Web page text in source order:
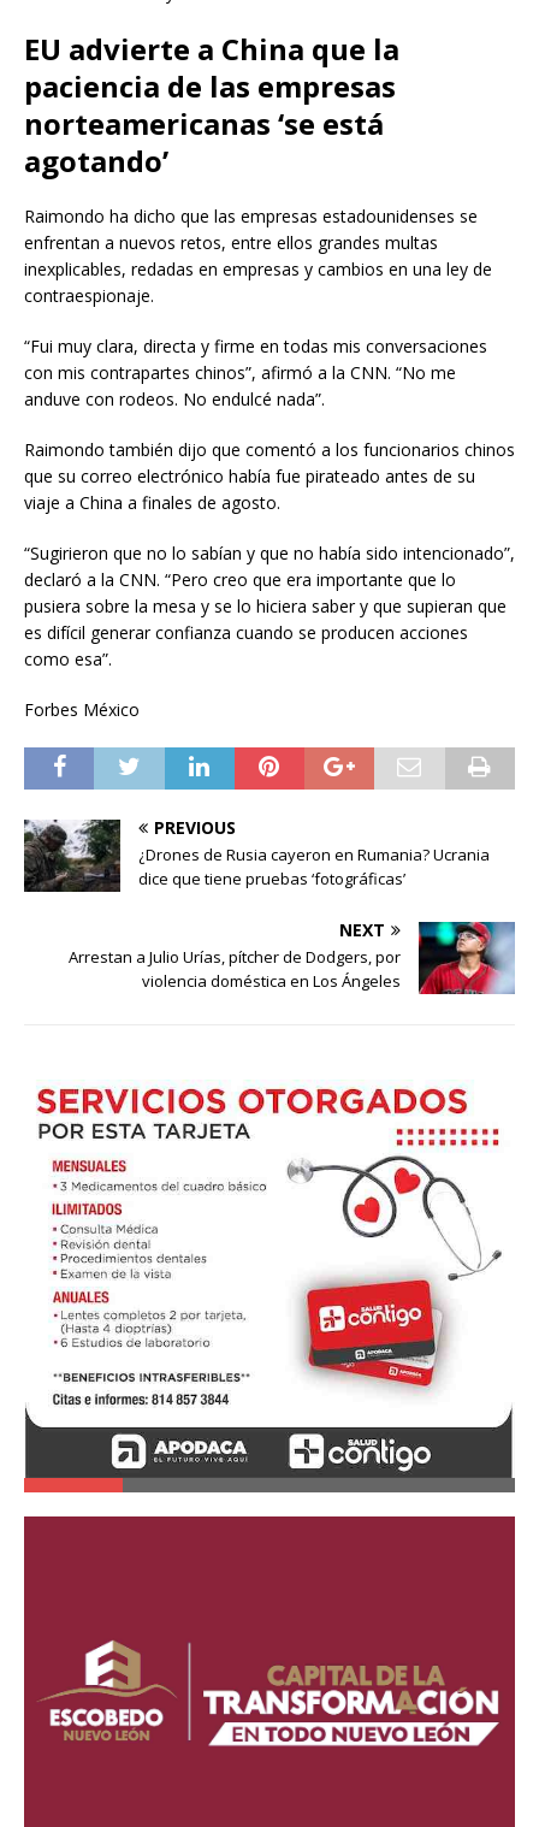
EU advierte a China que la
paciencia de las empresas
norteamericanas ‘se está
agotando’
Raimondo ha dicho que las empresas estadounidenses se
enfrentan a nuevos retos, entre ellos grandes multas
inexplicables, redadas en empresas y cambios en una ley de
contraespionaje.
“Fui muy clara, directa y firme en todas mis conversaciones
con mis contrapartes chinos”, afirmó a la CNN. “No me
anduve con rodeos. No endulcé nada”.
Raimondo también dijo que comentó a los funcionarios chinos
que su correo electrónico había fue pirateado antes de su
viaje a China a finales de agosto.
“Sugirieron que no lo sabían y que no había sido intencionado”,
declaró a la CNN. “Pero creo que era importante que lo
pusiera sobre la mesa y se lo hiciera saber y que supieran que
es difícil generar confianza cuando se producen acciones
como esa”.
Forbes México
PREVIOUS
¿Drones de Rusia cayeron en Rumania? Ucrania
dice que tiene pruebas ‘fotográficas’
NEXT
Arrestan a Julio Urías, pítcher de Dodgers, por
violencia doméstica en Los Ángeles